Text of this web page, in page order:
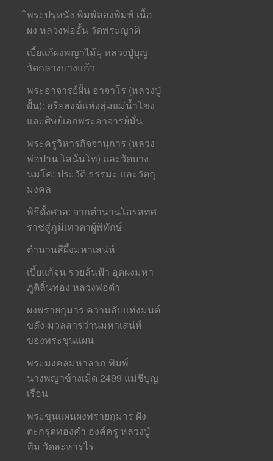
ิพระปรุหนัง พิมพ์ลองพิมพ์ เนื้อ
ผง หลวงพ่ออั้น วัดพระญาติ
เบี้ยแก้ผงพญาไม้ผุ หลวงปู่บุญ
วัดกลางบางแก้ว
พระอาจารย์ฝั้น อาจาโร (หลวงปู่
ฝั้น): อริยสงฆ์แห่งลุ่มแม่น้ำโขง
และศิษย์เอกพระอาจารย์มั่น
พระครูวิหารกิจจานุการ (หลวง
พ่อปาน โสนันโท) และวัดบาง
นมโค: ประวัติ ธรรมะ และวัตถุ
มงคล
พิธีตั้งศาล: จากตำนานโอรสทศ
ราชสู่ภูมิเทวดาผู้พิทักษ์
ตำนานสีผึ้งมหาเสน่ห์
เบี้ยแก้จน รวยล้นฟ้า อุดผงมหา
ภูติลิ้นทอง หลวงพ่อดำ
ผงพรายกุมาร ความลับแห่งมนต์
ขลัง-มวลสารว่านมหาเสน่ห์
ของพระขุนแผน
พระมงคลมหาลาภ พิมพ์
นางพญาข้างเม็ด 2499 แม่ชีบุญ
เรือน
พระขุนแผนผงพรายกุมาร ฝัง
ตะกรุดทองคำ องค์ครู หลวงปู่
ทิม วัดละหารไร่